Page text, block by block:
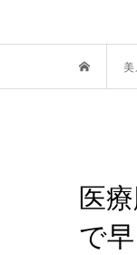
美
医
で